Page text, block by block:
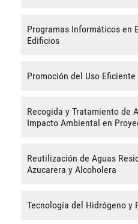
Programas Informáticos en
Edificios
Promoción del Uso
Recogida y Tratamiento de
Impacto Ambiental en
Reutilización de Aguas
Azucarera y Alcoholera
Tecnología del Hidrógeno y